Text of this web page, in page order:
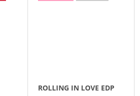
ROLLING IN LOVE EDP